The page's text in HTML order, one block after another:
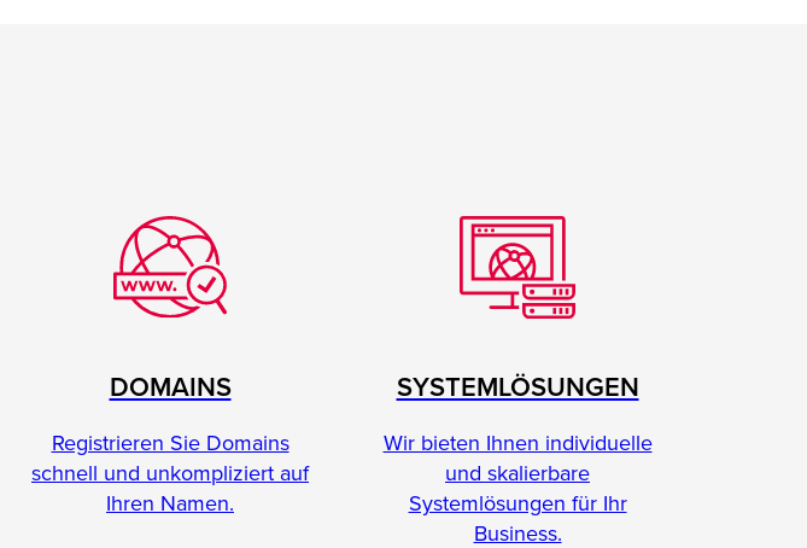
DOMAINS
Registrieren Sie Domains
schnell und unkompliziert auf
Ihren Namen.
SYSTEMLÖSUNGEN
Wir bieten Ihnen individuelle
und skalierbare
Systemlösungen für Ihr
Business.